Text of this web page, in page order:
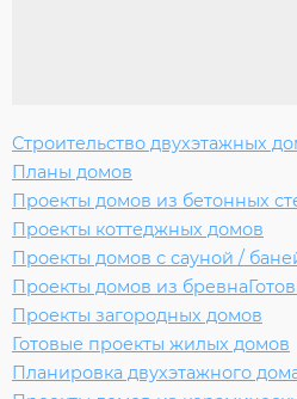
Строительство двухэтажных
Планы домов
Проекты домов из бетонных
Проекты коттеджных домов
Проекты домов с сауной /
Проекты домов из бревна
Проекты загородных домов
Готовые проекты жилых домов
Планировка двухэтажного